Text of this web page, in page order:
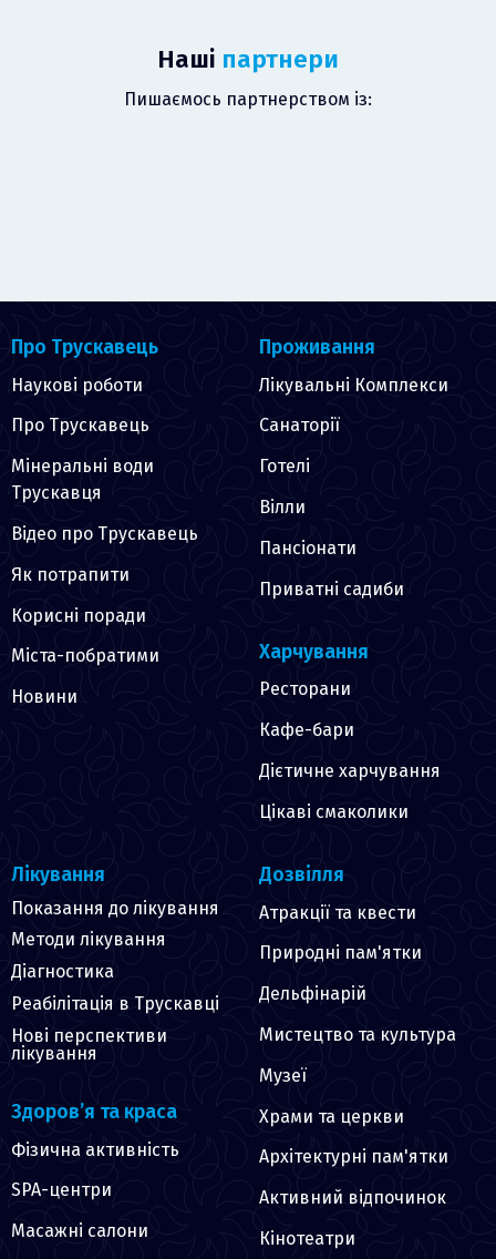
Наші партнери
Пишаємось партнерством із:
Про Трускавець
Наукові роботи
Про Трускавець
Мінеральні води
Трускавця
Відео про Трускавець
Як потрапити
Корисні поради
Міста-побратими
Новини
Проживання
Лікувальні Комплекси
Санаторії
Готелі
Вілли
Пансіонати
Приватні садиби
Харчування
Ресторани
Кафе-бари
Дієтичне харчування
Цікаві смаколики
Лікування
Показання до лікування
Методи лікування
Діагностика
Реабілітація в Трускавці
Нові перспективи
лікування
Здоров’я та краса
Фізична активність
SPA-центри
Масажні салони
Дозвілля
Атракції та квести
Природні пам'ятки
Дельфінарій
Мистецтво та культура
Музеї
Храми та церкви
Архітектурні пам'ятки
Активний відпочинок
Кінотеатри